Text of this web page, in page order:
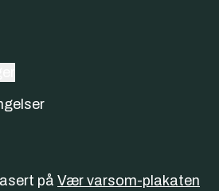
på Vær varsom-plakaten